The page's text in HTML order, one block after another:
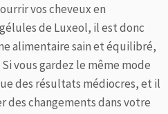
vos cheveux en
de Luxeol, il est donc
alimentaire sain et équilibré,
vous gardez le même mode
des résultats médiocres, et il
des changements dans votre